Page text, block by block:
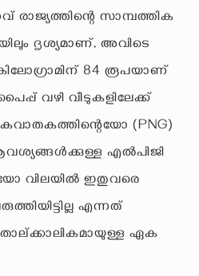
രാജ്യത്തിന്റെ സാമ്പത്തിക
ദൃശ്യമാണ്, അവിടെ
84 രൂപയാണ്
വഴി വീടുകളിലേക്ക്
(PNG)
എൽപിജി
വിലയിൽ ഇതുവരെ
എന്നത്
ഏക